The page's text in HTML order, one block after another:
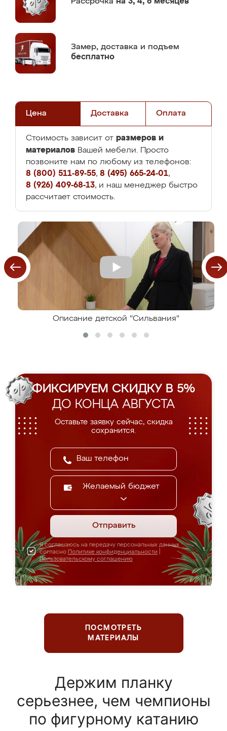
Замер, доставка и подъем
бесплатно
Цена Доставка Оплата
Стоимость зависит от размеров и
материалов Вашей мебели. Просто
позвоните нам по любому из телефонов:
8 (800) 511-89-55, 8 (495) 665-24-01,
8 (926) 409-68-13, и наш менеджер быстро
рассчитает стоимость.
Описание детской "Сильвания"
ФИКСИРУЕМ СКИДКУ В 5%
ДО КОНЦА АВГУСТА
Оставьте заявку сейчас, скидка
сохранится.
Желаемый бюджет
Отправить
Я соглашаюсь на передачу персональных данных
согласно Политике конфиденциальности
Пользовательскому соглашению
ПОСМОТРЕТЬ
МАТЕРИАЛЫ
Держим планку
серьезнее, чем чемпионы
по фигурному катанию